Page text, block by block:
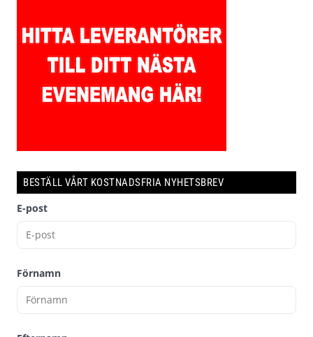
BESTÄLL VÅRT KOSTNADSFRIA NYHETSBREV
E-post
Förnamn